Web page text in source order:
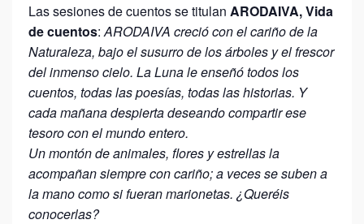
Las sesiones de cuentos se titulan ARODAIVA, Vida
de cuentos:ARODAIVA creció con el cariño de la
Naturaleza, bajo el susurro de los árboles y el frescor
del inmenso cielo. La Luna le enseñó todos los
cuentos, todas las poesías, todas las historias. Y
cada mañana despierta deseando compartir ese
tesoro con el mundo entero.
Un montón de animales, flores y estrellas la
acompañan siempre con cariño; a veces se suben a
la mano como si fueran marionetas. ¿Queréis
conocerlas?